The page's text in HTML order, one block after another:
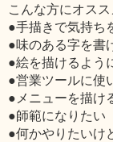
こんな方にオスス
●手描きで気持ち
●味のある字を書
●絵を描けるよう
●営業ツールに使
●メニューを描け
●師範になりたい
●何かやりたいけ